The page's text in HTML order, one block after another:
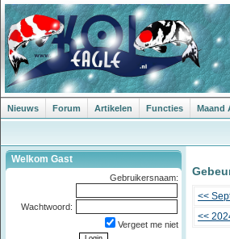
Nieuws Forum Artikelen Functies Maand
Welkom Gast
Gebruikersnaam:
Wachtwoord:
Vergeet me niet
<<
<<